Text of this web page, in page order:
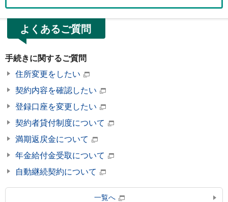
よくあるご質問
手続きに関するご質問
住所変更をしたい
契約内容を確認したい
登録口座を変更したい
契約者貸付制度について
満期返戻金について
年金給付金受取について
自動継続契約について
一覧へ